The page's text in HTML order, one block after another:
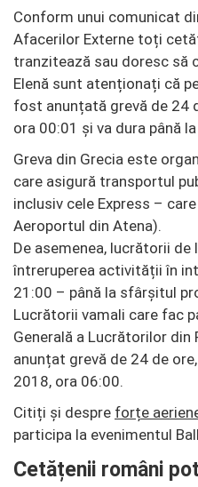
Conform unui comunicat
Afacerilor Externe toți
tranzitează sau doresc să
Elenă sunt atenționați că
fost anunțată grevă de 24
ora 00:01 și va dura până
Greva din Grecia este
care asigură transportul
inclusiv cele Express –
Aeroportul din Atena).
De asemenea, lucrătorii
întreruperea activității în
21:00 – până la sfârșitul
Lucrătorii vamali care fac
Generală a Lucrătorilor din
anunțat grevă de 24 de
2018, ora 06:00.
Citiți și despre forțe
participa la evenimentul
Cetățenii români